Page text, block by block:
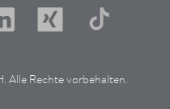
Alle Rechte vorbehalten.